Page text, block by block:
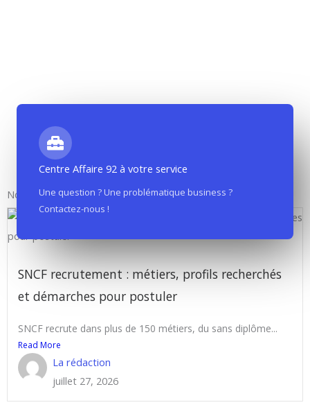
Centre Affaire 92 à votre service
Une question ? Une problématique business ?
Contactez-nous !
Nos derniers articles
SNCF recrutement : métiers, profils recherchés
et démarches pour postuler
SNCF recrute dans plus de 150 métiers, du sans diplôme...
Read More
La rédaction
juillet 27, 2026